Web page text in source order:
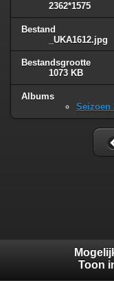
2362*1575
Bestand
_UKA1612.jpg
Bestandsgrootte
1073 KB
Albums
Seizoen
Toon